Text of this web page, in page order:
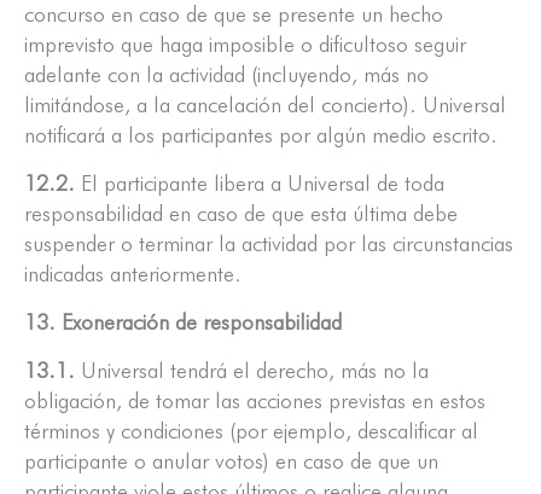
concurso en caso de que se presente un hecho
imprevisto que haga imposible o dificultoso seguir
adelante con la actividad (incluyendo, más no
limitándose, a la cancelación del concierto). Universal
notificará a los participantes por algún medio escrito.
12.2. El participante libera a Universal de toda
responsabilidad en caso de que esta última debe
suspender o terminar la actividad por las circunstancias
indicadas anteriormente.
13. Exoneración de responsabilidad
13.1. Universal tendrá el derecho, más no la
obligación, de tomar las acciones previstas en estos
términos y condiciones (por ejemplo, descalificar al
participante o anular votos) en caso de que un